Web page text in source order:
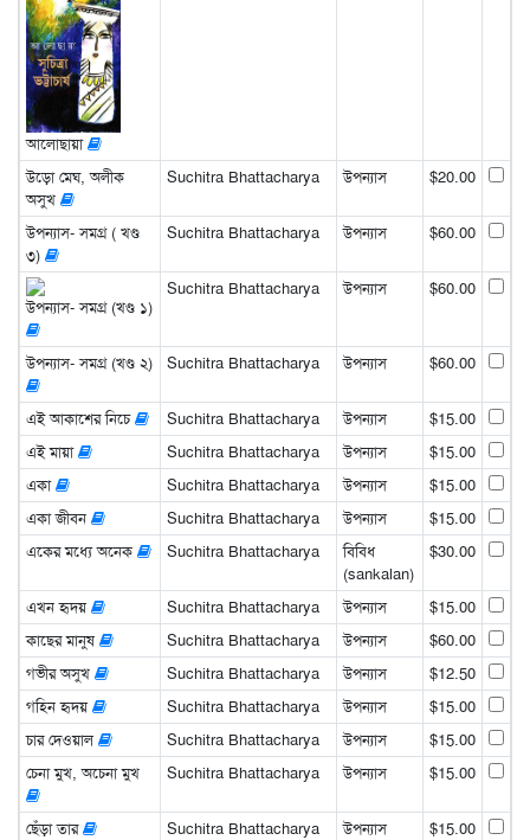
আলোছায়া
উড়ো মেঘ, অলীক
অসুখ
Suchitra Bhattacharya উপন্যাস $20.00
উপন্যাস- সমগ্র ( খণ্ড
৩)
Suchitra Bhattacharya উপন্যাস $60.00
উপন্যাস- সমগ্র (খণ্ড ১)
Suchitra Bhattacharya উপন্যাস $60.00
উপন্যাস- সমগ্র (খণ্ড ২) Suchitra Bhattacharya উপন্যাস $60.00
এই আকাশের নিচে Suchitra Bhattacharya উপন্যাস
$15.00
এই মায়া
Suchitra Bhattacharya উপন্যাস
$15.00
একা
Suchitra Bhattacharya উপন্যাস
$15.00
একা জীবন
Suchitra Bhattacharya উপন্যাস
$15.00
একের মধ্যে অনেক
Suchitra Bhattacharya
বিবিধ
(sankalan)
$30.00
এখন হৃদয় Suchitra Bhattacharya উপন্যাস
$15.00
কাছের মানুষ
Suchitra Bhattacharya উপন্যাস
$60.00
গভীর অসুখ
Suchitra Bhattacharya উপন্যাস
$12.50
গহিন হৃদয়
Suchitra Bhattacharya উপন্যাস
$15.00
চার দেওয়াল
Suchitra Bhattacharya উপন্যাস
$15.00
চেনা মুখ, অচেনা মুখ
Suchitra Bhattacharya উপন্যাস $15.00
ছেঁড়া তার Suchitra Bhattacharya উপন্যাস $15.00